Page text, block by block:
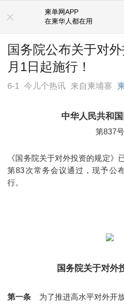
柬单网APP
在柬华人都在用
国务院公布关于对
月1日起施行！
6-1 今儿个热讯 来自柬埔寨
中华人民共和
第837号
《国务院关于对外投资的规定》
第83次常务会议通过，现予公
行。
国务院关于对外
第一条 为了推进高水平对外开